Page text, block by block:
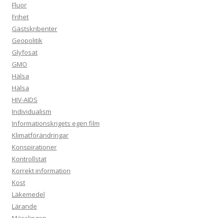
Fluor
Frihet
Gästskribenter
Geopolitik
Glyfosat
GMO
Hälsa
Hälsa
HIV-AIDS
Individualism
Informationskrigets egen film
Klimatförändringar
Konspirationer
Kontrollstat
Korrekt information
Kost
Läkemedel
Lärande